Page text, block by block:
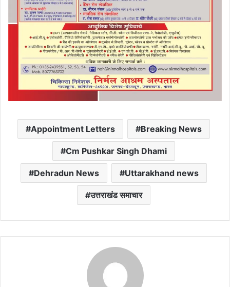
Appointment Letters Breaking News
Cm Pushkar Singh Dhami
Dehradun News Uttarakhand news
उत्तराखंड समाचार